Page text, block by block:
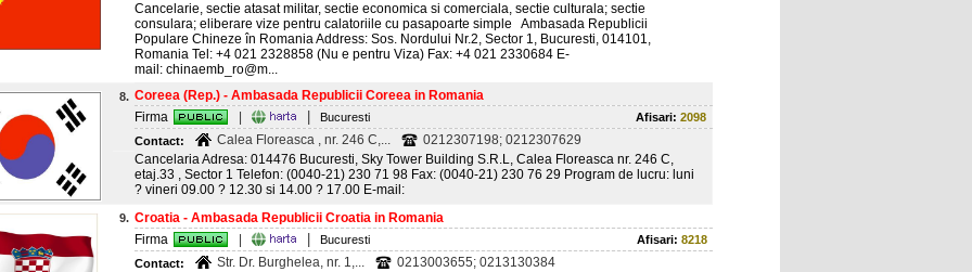
Cancelarie, sectie atasat militar, sectie economica si comerciala, sectie culturala; sectie
consulara; eliberare vize pentru calatoriile cu pasapoarte simple Ambasada Republicii
Populare Chineze în Romania Address: Sos. Nordului Nr.2, Sector 1, Bucuresti, 014101,
Romania Tel: +4 021 2328858 (Nu e pentru Viza) Fax: +4 021 2330684 E-
mail: chinaemb_ro@m...
8. Coreea (Rep.) - Ambasada Republicii Coreea in Romania
Firma
Bucuresti Afisari: 2098
Contact:
Calea Floreasca , nr. 246 C,...
0212307198; 0212307629
Cancelaria Adresa: 014476 Bucuresti, Sky Tower Building S.R.L, Calea Floreasca nr. 246 C,
etaj.33 , Sector 1 Telefon: (0040-21) 230 71 98 Fax: (0040-21) 230 76 29 Program de lucru: luni
? vineri 09.00 ? 12.30 si 14.00 ? 17.00 E-mail:
9. Croatia - Ambasada Republicii Croatia in Romania
Firma
Bucuresti Afisari: 8218
Contact:
Str. Dr. Burghelea, nr. 1,...
0213003655; 0213130384